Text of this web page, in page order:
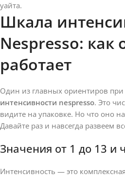
уайта.
Шкала
Nespresso: как
работает
Один из главных ориентиров
интенсивности nespresso. Это
видите на упаковке. Но что оно
Давайте раз и навсегда развеем
Значения от 1 до 13 и
Интенсивность — это